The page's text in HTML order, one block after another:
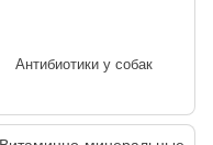
Антибиотики у собак